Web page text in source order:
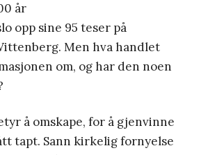
år
opp sine 95 teser på
Men hva handlet
om, og har den noen
å omskape, for å gjenvinne
tapt. Sann kirkelig fornyelse